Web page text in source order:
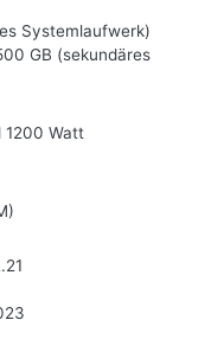
Systemlaufwerk)
GB (sekundäres
1200 Watt